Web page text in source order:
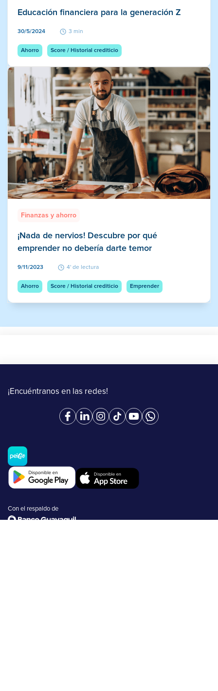
Educación financiera para la generación Z
30/5/2024 3 min
Ahorro Score / Historial crediticio
Finanzas y ahorro
¡Nada de nervios! Descubre por qué
emprender no debería darte temor
9/11/2023 4' de lectura
Ahorro Score / Historial crediticio Emprender
¡Encuéntranos en las redes!
Con el respaldo de